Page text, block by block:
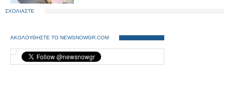
ΣΧΟΛΙΑΣΤΕ
ΑΚΟΛΟΥΘΗΣΤΕ ΤΟ NEWSNOWGR.COM